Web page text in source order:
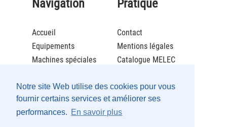
Notre site Web utilise des cookies pour vous
fournir certains services et améliorer ses
performances. En savoir plus
Navigation
Accueil
Equipements
Machines spéciales
Société
Recrutement
Partenaires
Pratique
Contact
Mentions légales
Catalogue MELEC
Catalogue Maintenance